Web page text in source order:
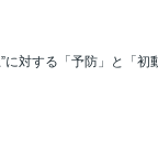
に対する「予防」と「初